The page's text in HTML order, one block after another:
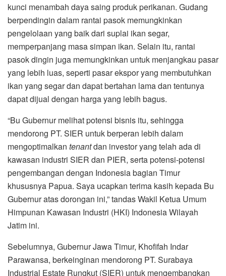
kunci menambah daya saing produk perikanan. Gudang
berpendingin dalam rantai pasok memungkinkan
pengelolaan yang baik dari suplai ikan segar,
memperpanjang masa simpan ikan. Selain itu, rantai
pasok dingin juga memungkinkan untuk menjangkau pasar
yang lebih luas, seperti pasar ekspor yang membutuhkan
ikan yang segar dan dapat bertahan lama dan tentunya
dapat dijual dengan harga yang lebih bagus.
“Bu Gubernur melihat potensi bisnis itu, sehingga
mendorong PT. SIER untuk berperan lebih dalam
mengoptimalkan tenantdan investor yang telah ada di
kawasan industri SIER dan PIER, serta potensi-potensi
pengembangan dengan Indonesia bagian Timur
khususnya Papua. Saya ucapkan terima kasih kepada Bu
Gubernur atas dorongan ini,” tandas Wakil Ketua Umum
Himpunan Kawasan Industri (HKI) Indonesia Wilayah
Jatim ini.
Sebelumnya, Gubernur Jawa Timur, Khofifah Indar
Parawansa, berkeinginan mendorong PT. Surabaya
Industrial Estate Rungkut (SIER) untuk mengembangkan